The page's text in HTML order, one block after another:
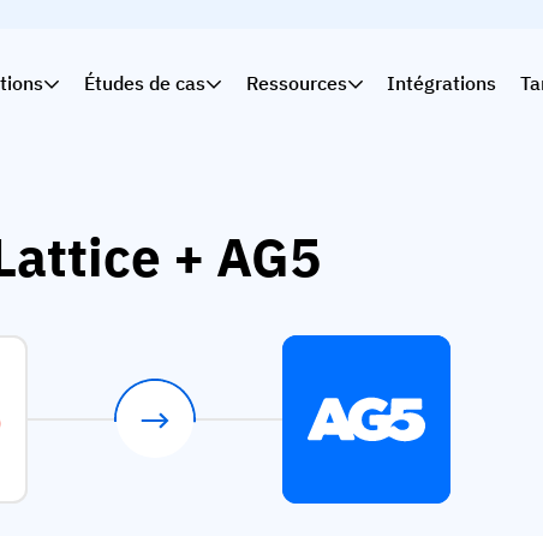
Études de cas Ressources Intégrations
+ AG5